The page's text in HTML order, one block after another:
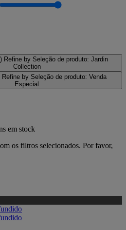
Refine by Seleção de produto: Jardin
Collection
Refine by Seleção de produto: Venda
Especial
em stock
os filtros selecionados. Por favor,